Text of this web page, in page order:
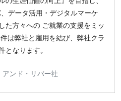
データ活用・デジタルマーケ
た方々への ご就業の支援をミッ
は弊社と雇用を結び、弊社クラ
となります。
ンド・リバー社